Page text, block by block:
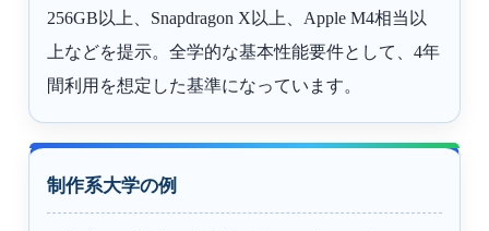
256GB以上、Snapdragon X以上、Apple M4相当以
上などを提示。全学的な基本性能要件として、4年
間利用を想定した基準になっています。
制作系大学の例